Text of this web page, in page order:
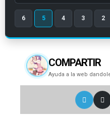
episode
number
6 5 4 3 2
COMPARTIR
Ayuda a la web